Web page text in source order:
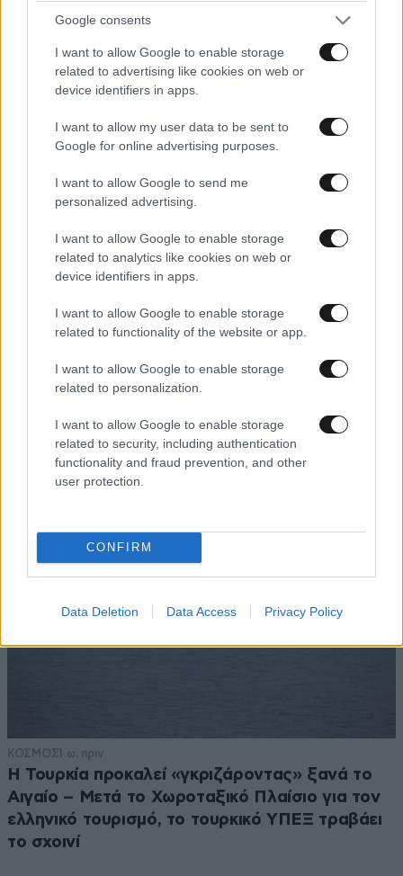
Google consents
I want to allow Google to enable storage
related to advertising like cookies on web or
device identifiers in apps.
I want to allow my user data to be sent to
Google for online advertising purposes.
I want to allow Google to send me
personalized advertising.
I want to allow Google to enable storage
related to analytics like cookies on web or
device identifiers in apps.
I want to allow Google to enable storage
related to functionality of the website or app.
I want to allow Google to enable storage
related to personalization.
I want to allow Google to enable storage
related to security, including authentication
functionality and fraud prevention, and other
user protection.
CONFIRM
Data Deletion Data Access Privacy Policy
τρελανετε...
Απαντήστε
Απλά ο αρθρογράφος δεν εστίασε σωστά. Για
προσβολή το κομμένο κεφάλι γουρουνιού στην
πόρτα τους.
Απαντήστε
ΚΟΣΜΟΣ1 ω. πριν
Η Τουρκία προκαλεί «γκριζάροντας» ξανά το
Αιγαίο – Μετά το Χωροταξικό Πλαίσιο για τον
ελληνικό τουρισμό, το τουρκικό ΥΠΕΞ τραβάει
το σχοινί